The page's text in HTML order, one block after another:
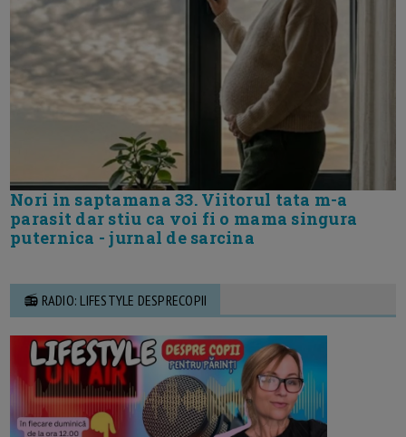
Nori in saptamana 33. Viitorul tata m-a
parasit dar stiu ca voi fi o mama singura
puternica - jurnal de sarcina
📻 RADIO: LIFESTYLE DESPRECOPII